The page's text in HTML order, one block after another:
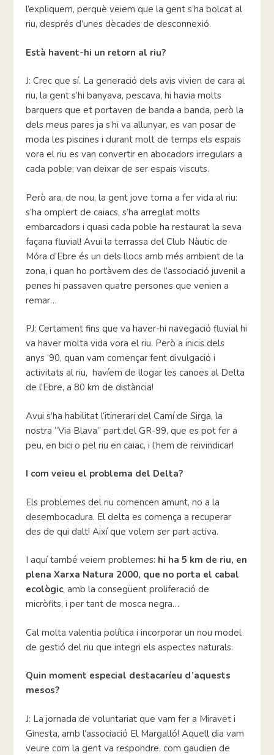
l’expliquem, perquè veiem que la gent s’ha bolcat al
riu, després d’unes dècades de desconnexió.
Està havent-hi un retorn al riu?
J: Crec que sí. La generació dels avis vivien de cara al
riu, la gent s’hi banyava, pescava, hi havia molts
barquers que et portaven de banda a banda, però la
dels meus pares ja s’hi va allunyar, es van posar de
moda les piscines i durant molt de temps els espais
vora el riu es van convertir en abocadors irregulars a
cada poble; van deixar de ser espais viscuts.
Però ara, de nou, la gent jove torna a fer vida al riu:
s’ha omplert de caiacs, s’ha arreglat molts
embarcadors i quasi cada poble ha restaurat la seva
façana fluvial! Avui la terrassa del Club Nàutic de
Móra d’Ebre és un dels llocs amb més ambient de la
zona, i quan ho portàvem des de l’associació juvenil a
penes hi passaven quatre persones que venien a
remar…
PJ: Certament fins que va haver-hi navegació fluvial hi
va haver molta vida vora el riu. Però a inicis dels
anys ’90, quan vam començar fent divulgació i
activitats al riu, havíem de llogar les canoes al Delta
de l’Ebre, a 80 km de distància!
Avui s’ha habilitat l’itinerari del Camí de Sirga, la
nostra “Via Blava” part del GR-99, que es pot fer a
peu, en bici o pel riu en caiac, i l’hem de reivindicar!
I com veieu el problema del Delta?
Els problemes del riu comencen amunt, no a la
desembocadura. El delta es comença a recuperar
des de qui dalt! Així que volem ser part activa.
I aquí també veiem problemes: hi ha 5 km de riu, en
plena Xarxa Natura 2000, que no porta el cabal
ecològic, amb la consegüent proliferació de
micròfits, i per tant de mosca negra…
Cal molta valentia política i incorporar un nou model
de gestió del riu que integri els aspectes naturals.
Quin moment especial destacaríeu d’aquests
mesos?
J: La jornada de voluntariat que vam fer a Miravet i
Ginesta, amb l’associació El Margalló! Aquell dia vam
veure com la gent va respondre, com gaudien de